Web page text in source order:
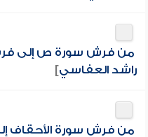
من فرش سورة ص إلى
راشد العفاسي]
من فرش سورة الأحقاف